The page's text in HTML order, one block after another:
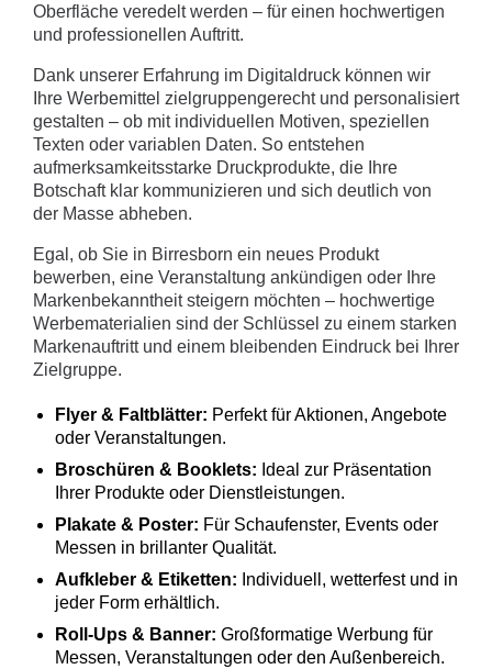
Oberfläche veredelt werden – für einen hochwertigen
und professionellen Auftritt.
Dank unserer Erfahrung im Digitaldruck können wir
Ihre Werbemittel zielgruppengerecht und personalisiert
gestalten – ob mit individuellen Motiven, speziellen
Texten oder variablen Daten. So entstehen
aufmerksamkeitsstarke Druckprodukte, die Ihre
Botschaft klar kommunizieren und sich deutlich von
der Masse abheben.
Egal, ob Sie in Birresborn ein neues Produkt
bewerben, eine Veranstaltung ankündigen oder Ihre
Markenbekanntheit steigern möchten – hochwertige
Werbematerialien sind der Schlüssel zu einem starken
Markenauftritt und einem bleibenden Eindruck bei Ihrer
Zielgruppe.
Flyer & Faltblätter: Perfekt für Aktionen, Angebote
oder Veranstaltungen.
Broschüren & Booklets: Ideal zur Präsentation
Ihrer Produkte oder Dienstleistungen.
Plakate & Poster: Für Schaufenster, Events oder
Messen in brillanter Qualität.
Aufkleber & Etiketten: Individuell, wetterfest und in
jeder Form erhältlich.
Roll-Ups & Banner: Großformatige Werbung für
Messen, Veranstaltungen oder den Außenbereich.